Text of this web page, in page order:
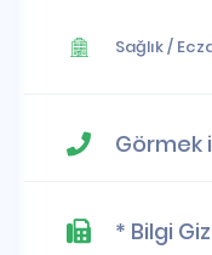
Sağlık/
Görmek
* Bilgi